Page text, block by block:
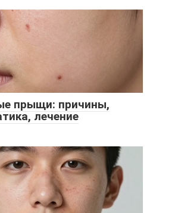
прыщи: причины,
лечение